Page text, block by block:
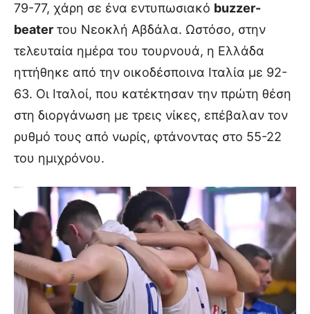
79-77, χάρη σε ένα εντυπωσιακό buzzer-
beater του Νεοκλή Αβδάλα. Ωστόσο, στην
τελευταία ημέρα του τουρνουά, η Ελλάδα
ηττήθηκε από την οικοδέσποινα Ιταλία με 92-
63. Οι Ιταλοί, που κατέκτησαν την πρώτη θέση
στη διοργάνωση με τρεις νίκες, επέβαλαν τον
ρυθμό τους από νωρίς, φτάνοντας στο 55-22
του ημιχρόνου.